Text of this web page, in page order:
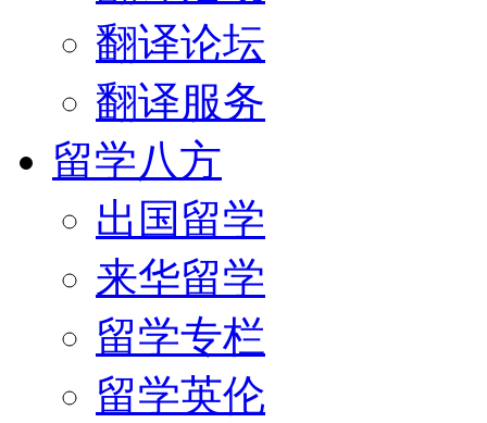
翻译论坛
翻译服务
留学八方
出国留学
来华留学
留学专栏
留学英伦